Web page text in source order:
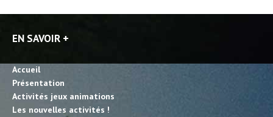
EN SAVOIR +
Accueil
Présentation
Activités jeux animations
Les nouvelles activités !